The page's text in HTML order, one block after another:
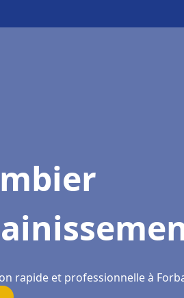
rapide et professionnelle à